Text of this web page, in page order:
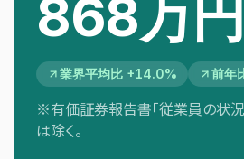
868万円
業界平均比 +14.0% 前年
※有価証券報告書「従業員の状況
は除く。